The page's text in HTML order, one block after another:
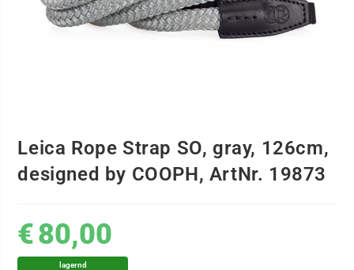
Leica Rope Strap SO, gray, 126cm,
designed by COOPH, ArtNr. 19873
€80,00
lagernd